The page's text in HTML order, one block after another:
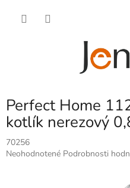
Perfect Home
kotlík nerezový
70256
Priemerné
Neohodnotené Podrobnosti